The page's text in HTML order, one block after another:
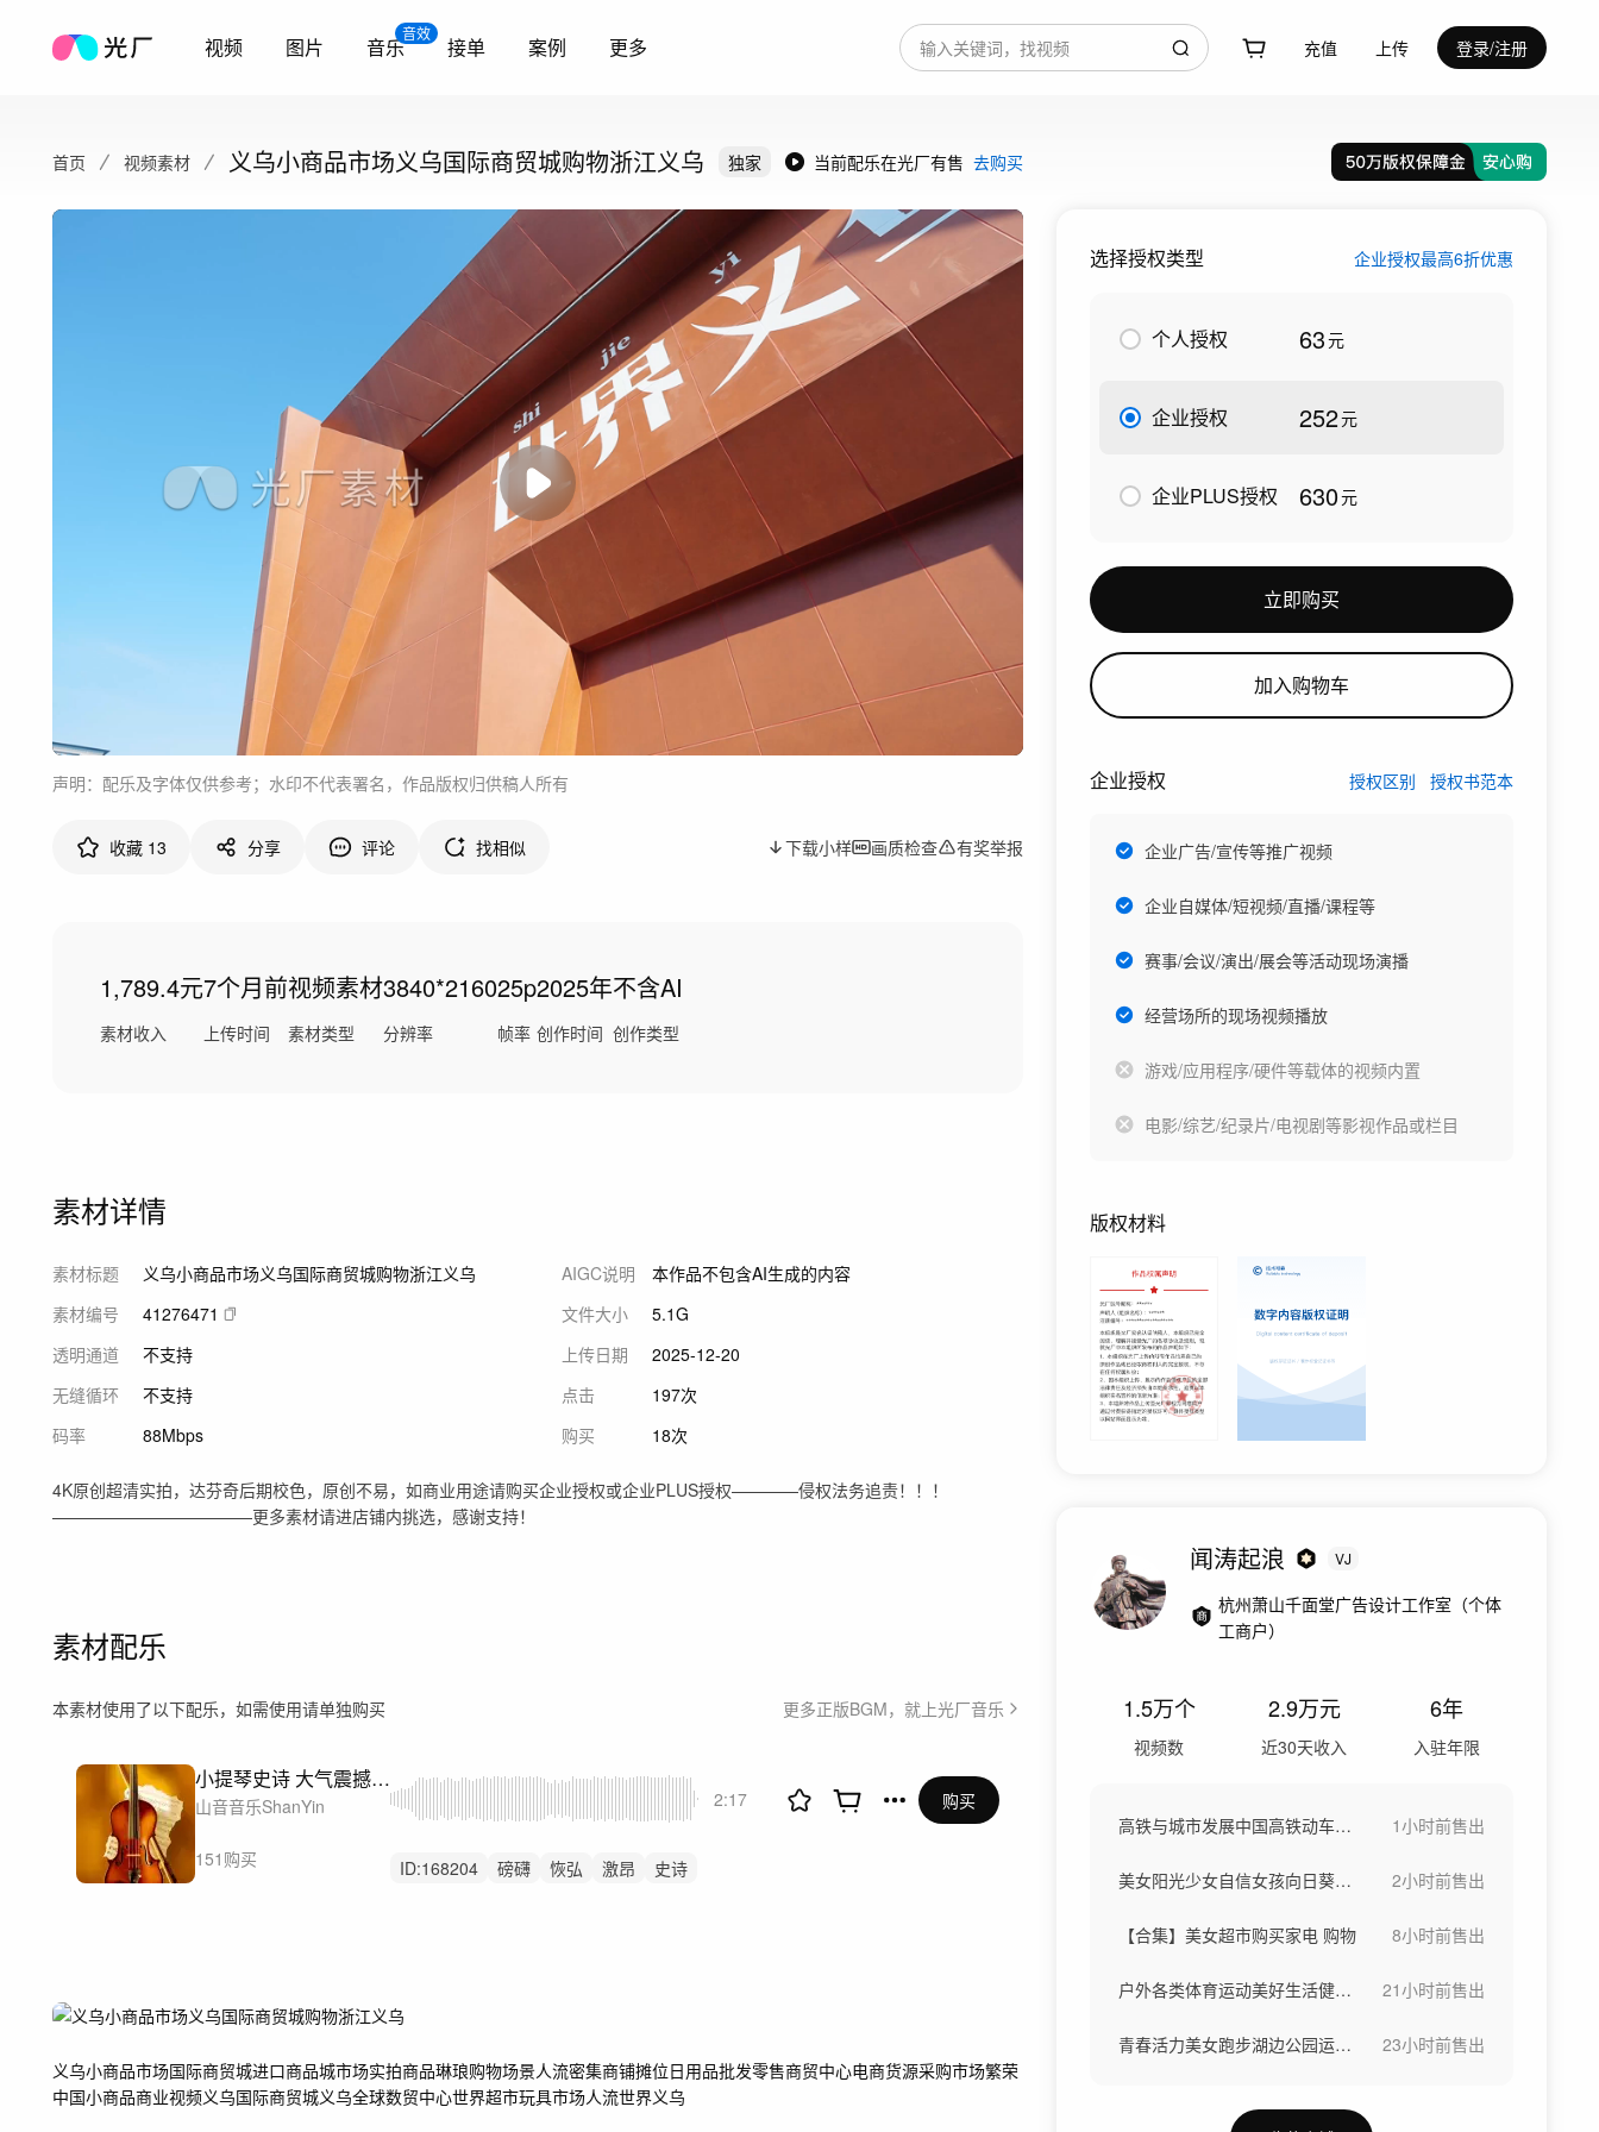
视频 图片
音效
音乐 接单 案例 更多 充值 上传 登录/注册
首页 视频素材 义乌小商品市场义乌国际商贸城购物浙江义乌 独家 当前配乐在光厂有售 去购买
声明：配乐及字体仅供参考；水印不代表署名，作品版权归供稿人所有
收藏 13 分享 评论 找相似 下载小样 画质检查 有奖举报
1,789.4元
素材收入
7个月前
上传时间
视频素材
素材类型
3840*2160
分辨率
25p
帧率
2025年
创作时间
不含AI
创作类型
素材详情
素材标题
义乌小商品市场义乌国际商贸城购物浙江义乌
素材编号
41276471
透明通道
不支持
无缝循环
不支持
码率
88Mbps
AIGC说明
本作品不包含AI生成的内容
文件大小
5.1G
上传日期
2025-12-20
点击
197次
购买
18次
4K原创超清实拍，达芬奇后期校色，原创不易，如商业用途请购买企业授权或企业PLUS授权————侵权法务追责！！！
————————————更多素材请进店铺内挑选，感谢支持！
素材配乐
本素材使用了以下配乐，如需使用请单独购买 更多正版BGM，就上光厂音乐
小提琴史诗 大气震撼宣传
山音音乐ShanYin
151购买
2:17
ID:168204 磅礴 恢弘 激昂
史诗
购买
义乌小商品市场国际商贸城进口商品城市场实拍商品琳琅购物场景人流密集商铺摊位日用品批发零售商贸中心电商货源采购市场繁荣
中国小商品商业视频义乌国际商贸城义乌全球数贸中心世界超市玩具市场人流世界义乌
选择授权类型 企业授权最高6折优惠
个人授权 63元
企业授权 252元
企业PLUS授权 630元
立即购买
加入购物车
企业授权 授权区别 授权书范本
企业广告/宣传等推广视频
企业自媒体/短视频/直播/课程等
赛事/会议/演出/展会等活动现场演播
经营场所的现场视频播放
游戏/应用程序/硬件等载体的视频内置
电影/综艺/纪录片/电视剧等影视作品或栏目
版权材料
闻涛起浪 VJ
杭州萧山千面堂广告设计工作室（个体
工商户）
1.5万个
视频数
2.9万元
近30天收入
6年
入驻年限
高铁与城市发展中国高铁动车高铁站候车大厅 1小时前售出
美女阳光少女自信女孩向日葵稻田骑车画画 2小时前售出
【合集】美女超市购买家电 购物 8小时前售出
户外各类体育运动美好生活健康生活城市宣传 21小时前售出
青春活力美女跑步湖边公园运动瑜伽健身运动 23小时前售出